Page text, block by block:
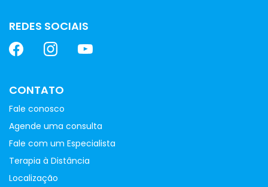
REDES SOCIAIS
CONTATO
Fale conosco
Agende uma consulta
Fale com um Especialista
Terapia à Distância
Localização